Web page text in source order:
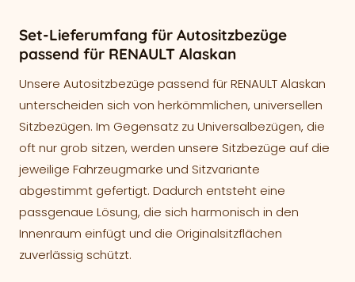
Set-Lieferumfang für Autositzbezüge
passend für RENAULT Alaskan
Unsere Autositzbezüge passend für RENAULT Alaskan
unterscheiden sich von herkömmlichen, universellen
Sitzbezügen. Im Gegensatz zu Universalbezügen, die
oft nur grob sitzen, werden unsere Sitzbezüge auf die
jeweilige Fahrzeugmarke und Sitzvariante
abgestimmt gefertigt. Dadurch entsteht eine
passgenaue Lösung, die sich harmonisch in den
Innenraum einfügt und die Originalsitzflächen
zuverlässig schützt.